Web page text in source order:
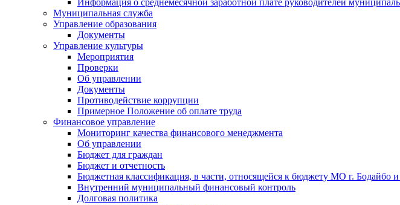
Информация о среднемесячной заработной плате руководителей
Муниципальная служба
Управление образования
Документы
Управление культуры
Мероприятия
Проверки
Об управлении
Документы
Противодействие коррупции
Примерное Положение об оплате труда
Финансовое управление
Мониторинг качества финансового менеджмента
Об управлении
Бюджет для граждан
Бюджет и отчетность
Бюджетная классификация, в части, относящейся к бюджету МО г. Бодайбо и
Внутренний муниципальный финансовый контроль
Долговая политика